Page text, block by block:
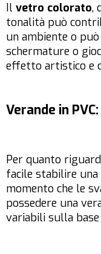
Il vetro colorato,
tonalità può
un ambiente o
schermature o
effetto artistico e
Verande in
Per quanto
facile stabilire una
momento che le
possedere una
variabili sulla